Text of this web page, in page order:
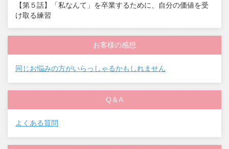
【第５話】「私なんて」を卒業するために、自分の価値を受
け取る練習
お客様の感想
同じお悩みの方がいらっしゃるかもしれません
Q＆A
よくある質問